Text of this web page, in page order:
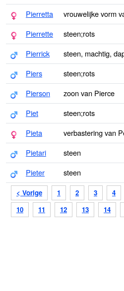
< Vorige 1 2 3 4
10 11 12 13 14
Pierretta
vrouwelijke vorm
Pierrette
steen;rots
Pierrick
steen, machtig,
Piers
steen;rots
Pierson
zoon van Pierce
Piet
steen;rots
Pieta
verbastering van
Pietari
steen
Pieter
steen